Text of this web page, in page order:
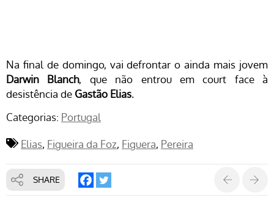
Na final de domingo, vai defrontar o ainda mais jovem
Darwin Blanch, que não entrou em court face à
desistência de Gastão Elias.
Categorias: Portugal
Elias Figueira da Foz Figuera Pereira
SHARE